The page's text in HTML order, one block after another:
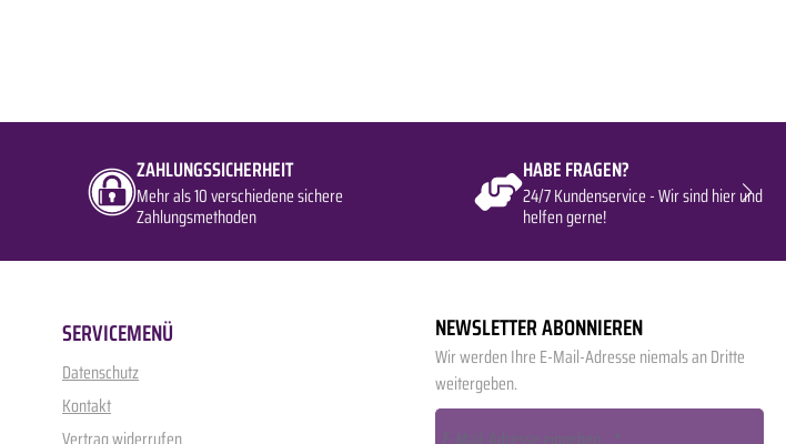
ZAHLUNGSSICHERHEIT
Mehr als 10 verschiedene sichere
Zahlungsmethoden
HABE FRAGEN?
24/7 Kundenservice - Wir sind hier und
helfen gerne!
SERVICEMENÜ
Datenschutz
Kontakt
NEWSLETTER ABONNIEREN
Wir werden Ihre E-Mail-Adresse niemals an Dritte
weitergeben.